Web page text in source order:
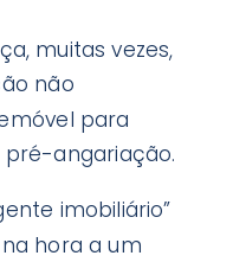
muitas vezes,
não
para
angariação.
imobiliário”
hora a um